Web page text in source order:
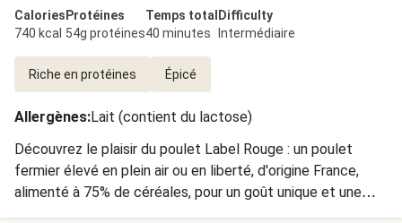
Calories
740 kcal
Protéines
54g protéines
Temps total
40 minutes
Difficulty
Intermédiaire
Riche en protéines Épicé
Allergènes:Lait (contient du lactose)
Découvrez le plaisir du poulet Label Rouge : un poulet
fermier élevé en plein air ou en liberté, d'origine France,
alimenté à 75% de céréales, pour un goût unique et une
texture tendre à savourer à chaque bouchée.